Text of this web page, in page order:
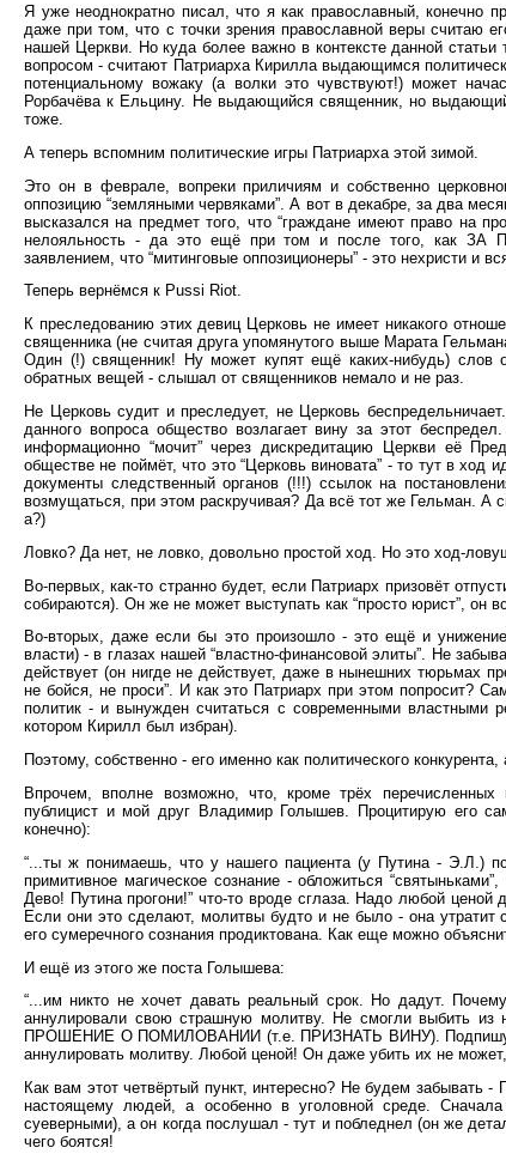
Я уже неоднократно писал, что я как православный, конечно
даже при том, что с точки зрения православной веры считаю
нашей Церкви. Но куда более важно в контексте данной
вопросом - считают Патриарха Кирилла выдающимся
потенциальному вожаку (а волки это чувствуют!) может
Рорбачёва к Ельцину. Не выдающийся священник, но
тоже.
А теперь вспомним политические игры Патриарха этой зимой.
Это он в феврале, вопреки приличиям и собственно
оппозицию “земляными червяками”. А вот в декабре, за два
высказался на предмет того, что “граждане имеют право на
нелояльность - да это ещё при том и после того, как ЗА
заявлением, что “митинговые оппозиционеры” - это нехристи и
Теперь вернёмся к Pussi Riot.
К преследованию этих девиц Церковь не имеет никакого
священника (не считая друга упомянутого выше Марата
Один (!) священник! Ну может купят ещё каких-нибудь)
обратных вещей - слышал от священников немало и не раз.
Не Церковь судит и преследует, не Церковь
данного вопроса общество возлагает вину за этот
информационно “мочит” через дискредитацию Церкви её
обществе не поймёт, что это “Церковь виновата” - то тут в ход
документы следственный органов (!!!) ссылок на
возмущаться, при этом раскручивая? Да всё тот же Гельман. А
а?)
Ловко? Да нет, не ловко, довольно простой ход. Но это ход-
Во-первых, как-то странно будет, если Патриарх призовёт
собираются). Он же не может выступать как “просто юрист”, он
Во-вторых, даже если бы это произошло - это ещё и
власти) - в глазах нашей “властно-финансовой элиты”. Не
действует (он нигде не действует, даже в нынешних тюрьмах
не бойся, не проси”. И как это Патриарх при этом попросит?
политик - и вынужден считаться с современными властными
котором Кирилл был избран).
Поэтому, собственно - его именно как политического конкурента,
Впрочем, вполне возможно, что, кроме трёх
публицист и мой друг Владимир Голышев. Процитирую его
конечно):
“...ты ж понимаешь, что у нашего пациента (у Путина - Э.Л.)
примитивное магическое сознание - обложиться
Дево! Путина прогони!” что-то вроде сглаза. Надо любой ценой
Если они это сделают, молитвы будто и не было - она
его сумеречного сознания продиктована. Как еще можно
И ещё из этого же поста Голышева:
“...им никто не хочет давать реальный срок. Но дадут.
аннулировали свою страшную молитву. Не смогли выбить из
ПРОШЕНИЕ О ПОМИЛОВАНИИ (т.е. ПРИЗНАТЬ ВИНУ). Подпишут -
аннулировать молитву. Любой ценой! Он даже убить их не
Как вам этот четвёртый пункт, интересно? Не будем забывать -
настоящему людей, а особенно в уголовной среде.
суеверными), а он когда послушал - тут и побледнел (он же
чего боятся!